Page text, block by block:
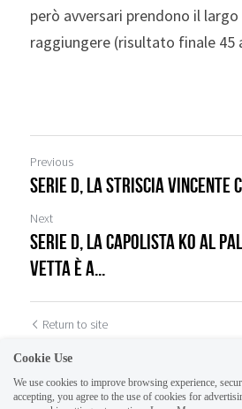
però avversari prendono il
raggiungere (risultato finale 45
Previous
Serie D, la striscia vincente
Next
Serie D, la Capolista ko al
vetta è a...
Return to site
Cookie Use
We use cookies to improve browsing experience,
accepting, you agree to the use of cookies for